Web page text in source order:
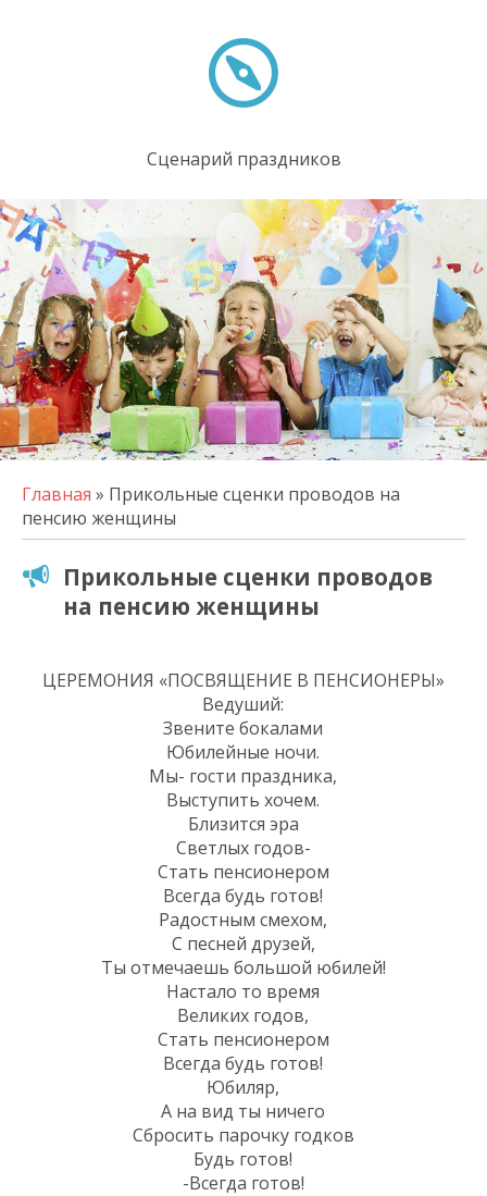
Сценарий праздников
Главная » Прикольные сценки проводов на
пенсию женщины
Прикольные сценки проводов
на пенсию женщины
ЦЕРЕМОНИЯ «ПОСВЯЩЕНИЕ В ПЕНСИОНЕРЫ»
Ведуший:
Звените бокалами
Юбилейные ночи.
Мы- гости праздника,
Выступить хочем.
Близится эра
Светлых годов-
Стать пенсионером
Всегда будь готов!
Радостным смехом,
С песней друзей,
Ты отмечаешь большой юбилей!
Настало то время
Великих годов,
Стать пенсионером
Всегда будь готов!
Юбиляр,
А на вид ты ничего
Сбросить парочку годков
Будь готов!
-Всегда готов!